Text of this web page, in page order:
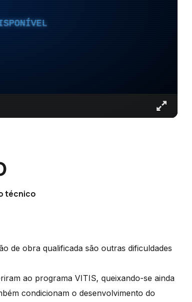
técnico
de obra qualificada são outras dificuldades
ao programa VITIS, queixando-se ainda
condicionam o desenvolvimento do